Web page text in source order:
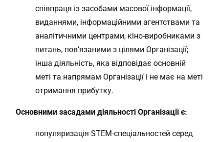
співпраця із засобами масової інформації,
виданнями, інформаційними агентствами та
аналітичними центрами, кіно-виробниками з
питань, пов’язаними з цілями Організації;
інша діяльність, яка відповідає основній
меті та напрямам Організації і не має на меті
отримання прибутку.
Основними засадами діяльності Організації є:
популяризація STEM-спеціальностей серед